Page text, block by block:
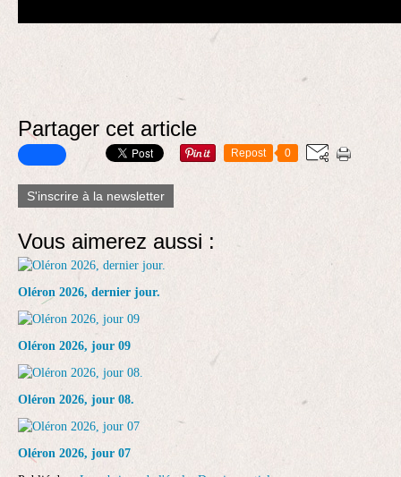
Partager cet article
Repost 0
S'inscrire à la newsletter
Vous aimerez aussi :
Oléron 2026, dernier jour.
Oléron 2026, jour 09
Oléron 2026, jour 08.
Oléron 2026, jour 07